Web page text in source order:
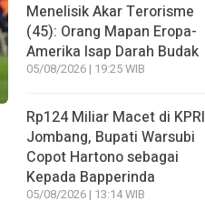
Menelisik Akar Terorisme
(45): Orang Mapan Eropa-
Amerika Isap Darah Budak
05/08/2026 | 19:25 WIB
Rp124 Miliar Macet di KPRI
Jombang, Bupati Warsubi
Copot Hartono sebagai
Kepada Bapperinda
05/08/2026 | 13:14 WIB